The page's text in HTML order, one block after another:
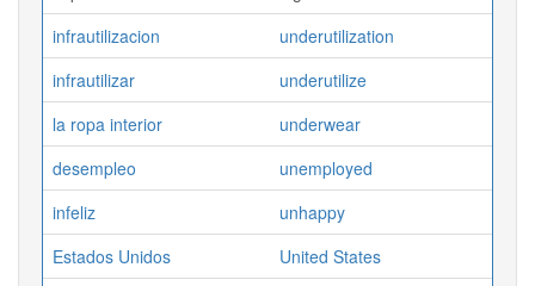
infrautilizacion
underutilization
infrautilizar
underutilize
la ropa interior
underwear
desempleo
unemployed
infeliz
unhappy
Estados Unidos
United States